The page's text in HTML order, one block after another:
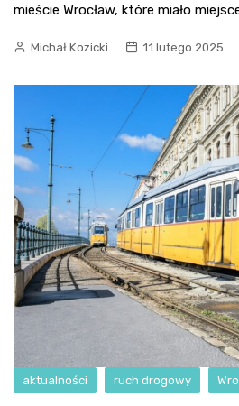
mieście Wrocław, które miało
Michał Kozicki 11 lutego 2025
aktualności ruch drogowy